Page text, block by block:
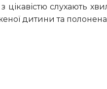
цікавістю слухають
дитини та